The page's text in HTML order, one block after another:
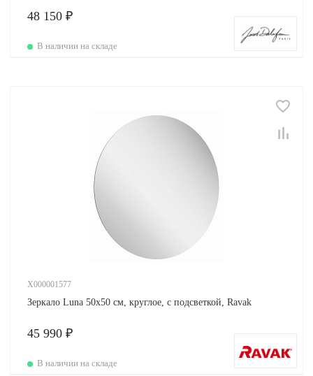
48 150 ₽
В наличии на складе
X000001577
Зеркало Luna 50х50 см, круглое, с подсветкой, Ravak
45 990 ₽
В наличии на складе